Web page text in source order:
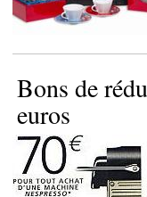
Bons de
euros